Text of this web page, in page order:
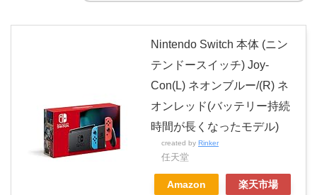
Nintendo Switch 本体 (ニン
テンドースイッチ) Joy-
Con(L) ネオンブルー/(R) ネ
オンレッド(バッテリー持続
時間が長くなったモデル)
created by Rinker
任天堂
Amazon 楽天市場